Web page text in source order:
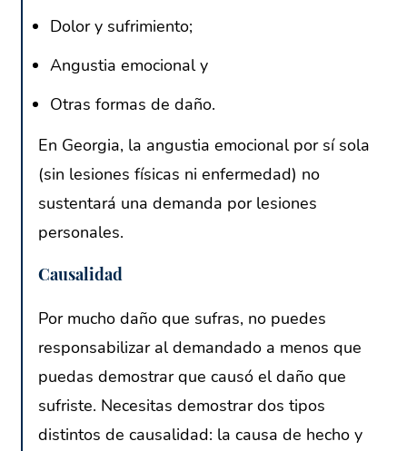
Dolor y sufrimiento;
Angustia emocional y
Otras formas de daño.
En Georgia, la angustia emocional por sí sola
(sin lesiones físicas ni enfermedad) no
sustentará una demanda por lesiones
personales.
Causalidad
Por mucho daño que sufras, no puedes
responsabilizar al demandado a menos que
puedas demostrar que causó el daño que
sufriste. Necesitas demostrar dos tipos
distintos de causalidad: la causa de hecho y